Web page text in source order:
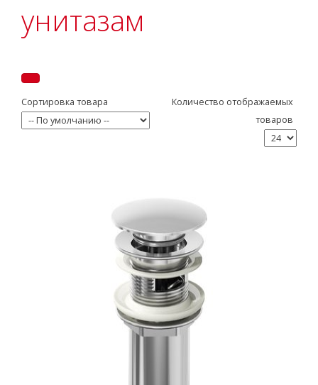
унитазам
Сортировка товара
Количество отображаемых
товаров